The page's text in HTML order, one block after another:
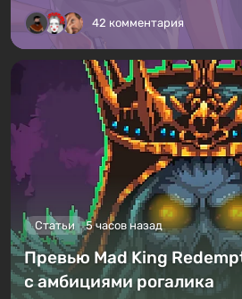
42 комментария
Статьи 5 часов назад
Превью Mad King
с амбициями рогалика